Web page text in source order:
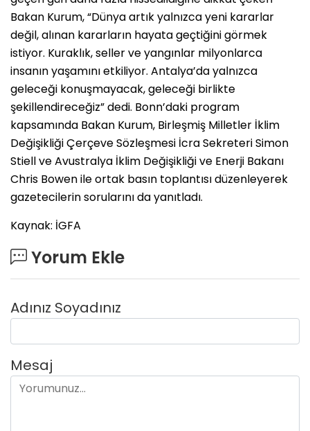
Bakan Kurum, “Dünya artık yalnızca yeni kararlar
değil, alınan kararların hayata geçtiğini görmek
istiyor. Kuraklık, seller ve yangınlar milyonlarca
insanın yaşamını etkiliyor. Antalya’da yalnızca
geleceği konuşmayacak, geleceği birlikte
şekillendireceğiz” dedi. Bonn’daki program
kapsamında Bakan Kurum, Birleşmiş Milletler İklim
Değişikliği Çerçeve Sözleşmesi İcra Sekreteri Simon
Stiell ve Avustralya İklim Değişikliği ve Enerji Bakanı
Chris Bowen ile ortak basın toplantısı düzenleyerek
gazetecilerin sorularını da yanıtladı.
Kaynak: İGFA
Yorum Ekle
Adınız Soyadınız
Mesaj